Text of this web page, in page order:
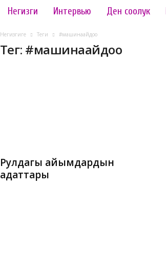
Негизги Интервью Ден соолук
Негизгиге Теги #машинаайдоо
Тег: #машинаайдоо
Рулдагы айымдардын
адаттары